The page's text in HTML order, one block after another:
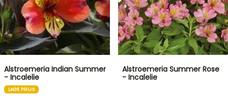
Alstroemeria Indian Summer
- Incalelie
LAGE PRIJS
Alstroemeria Summer Rose
- Incalelie